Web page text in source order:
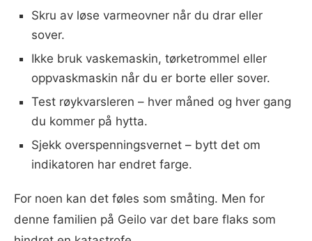
Skru av løse varmeovner når du drar eller
sover.
Ikke bruk vaskemaskin, tørketrommel eller
oppvaskmaskin når du er borte eller sover.
Test røykvarsleren – hver måned og hver gang
du kommer på hytta.
Sjekk overspenningsvernet – bytt det om
indikatoren har endret farge.
For noen kan det føles som småting. Men for
denne familien på Geilo var det bare flaks som